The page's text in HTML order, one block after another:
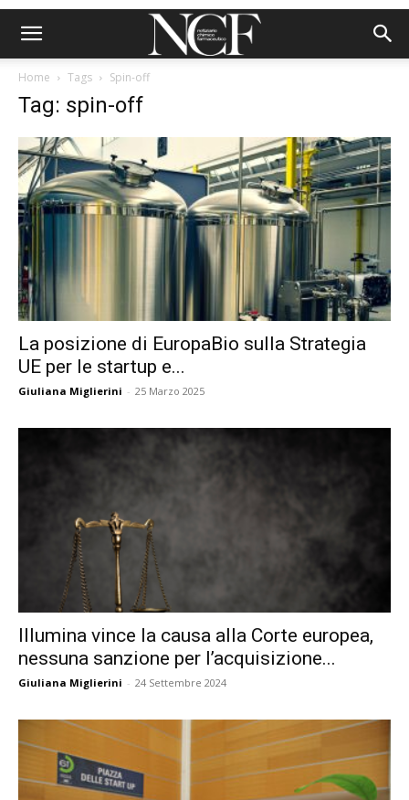
Home Tags Spin-off
Tag: spin-off
La posizione di EuropaBio sulla Strategia
UE per le startup e...
Giuliana Miglierini - 25 Marzo 2025
Illumina vince la causa alla Corte europea,
nessuna sanzione per l’acquisizione...
Giuliana Miglierini - 24 Settembre 2024